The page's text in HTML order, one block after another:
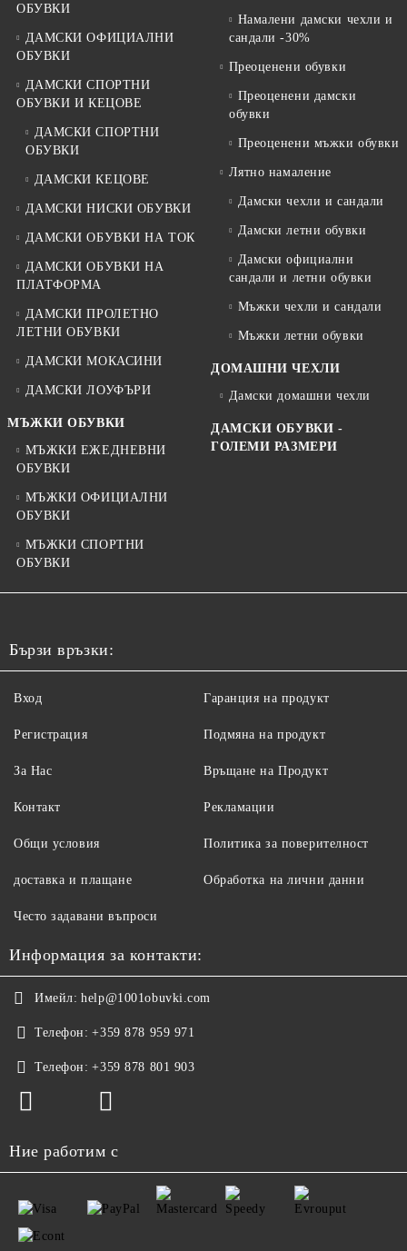
ОБУВКИ
ДАМСКИ ОФИЦИАЛНИ
ОБУВКИ
ДАМСКИ СПОРТНИ
ОБУВКИ И КЕЦОВЕ
ДАМСКИ СПОРТНИ
ОБУВКИ
ДАМСКИ КЕЦОВЕ
ДАМСКИ НИСКИ ОБУВКИ
ДАМСКИ ОБУВКИ НА ТОК
ДАМСКИ ОБУВКИ НА
ПЛАТФОРМА
ДАМСКИ ПРОЛЕТНО
ЛЕТНИ ОБУВКИ
ДАМСКИ МОКАСИНИ
ДАМСКИ ЛОУФЪРИ
МЪЖКИ ОБУВКИ
МЪЖКИ ЕЖЕДНЕВНИ
ОБУВКИ
МЪЖКИ ОФИЦИАЛНИ
ОБУВКИ
МЪЖКИ СПОРТНИ
ОБУВКИ
Намалени дамски чехли и
сандали -30%
Преоценени обувки
Преоценени дамски
обувки
Преоценени мъжки обувки
Лятно намаление
Дамски чехли и сандали
Дамски летни обувки
Дамски официални
сандали и летни обувки
Мъжки чехли и сандали
Мъжки летни обувки
ДОМАШНИ ЧЕХЛИ
Дамски домашни чехли
ДАМСКИ ОБУВКИ -
ГОЛЕМИ РАЗМЕРИ
Бързи връзки:
Вход
Регистрация
За Нас
Контакт
Общи условия
доставка и плащане
Гаранция на продукт
Подмяна на продукт
Връщане на Продукт
Рекламации
Политика за поверителност
Обработка на лични данни
Често задавани въпроси
Информация за контакти:
Имейл: help@1001obuvki.com
Телефон: +359 878 959 971
Телефон: +359 878 801 903
Ние работим с